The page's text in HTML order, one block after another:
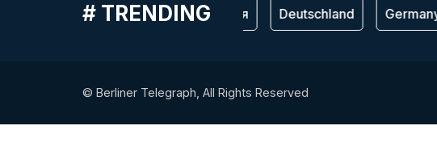
# TRENDINGГермания Deutschland Germany
© Berliner Telegraph, All Rights Reserved